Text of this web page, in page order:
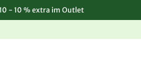
- 10 % extra im Outlet